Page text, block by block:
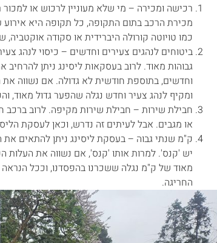
רכישה ומכירה – מי שלא מעוניין לרכוש או
מכירת הרכב בתום התקופה, כל תקופה היא
כמו טויוטה קורולה היברידית או סקודה
ביטוחים לנהגים צעירים וחדשים – כיסוי לנהג
גבוהות מאוד. לרוב בעסקאות ליסינג ניתן
וחדשים, בתוספת חודשית לא גדולה. אם נשווה
ומקיף לנהג צעיר וחדש נגלה שהפער גדול מאוד,
חבילת שירות – חבילת שירות מקיפה. לרוב ברכב
או מגבים. אבל לעיתים זה נדרש, וכאן לעסקת
ק"מ שנתי גבוה – בעסקת ליסינג ניתן להתאים
יש 'קנס'. למרות אותו 'קנס', אם נשווה את העלות
מאוד של ק"מ נגלה ששכרנו בהפסדנו, וככל
החריגה.